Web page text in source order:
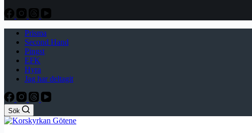
Prisma
Second Hand
Pingst
EFK
Hyra
Jag har deltagit
Sök